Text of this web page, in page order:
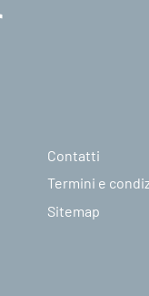
Contatti
Termini e
Sitemap